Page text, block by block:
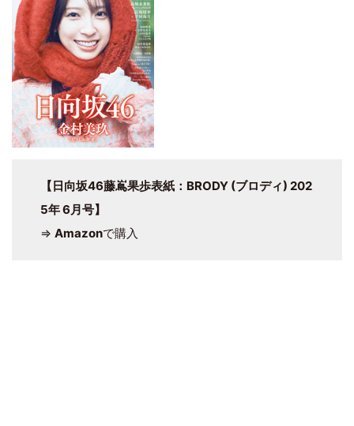
【日向坂46藤嶌果歩表紙：BRODY (ブロディ) 202
5年 6月号】
⇒ Amazonで購入